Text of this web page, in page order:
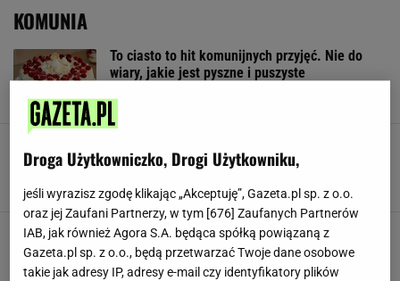
KOMUNIA
To ciasto to hit komunijnych przyjęć. Nie do
wiary, jakie jest pyszne i puszyste
jak z okładki, smakuje jeszcze lepiej
Ciasto na komunię bez pieczenia. Kilka chwil i
masz blachę deseru o smaku pralin
CIASTO CIASTO BEZ PIECZENIA DESERY
Droga Użytkowniczko, Drogi Użytkowniku,
jeśli wyrazisz zgodę klikając „Akceptuję”, Gazeta.pl sp. z o.o.
oraz jej Zaufani Partnerzy, w tym [676] Zaufanych Partnerów
IAB, jak również Agora S.A. będąca spółką powiązaną z
Gazeta.pl sp. z o.o., będą przetwarzać Twoje dane osobowe
takie jak adresy IP, adresy e-mail czy identyfikatory plików